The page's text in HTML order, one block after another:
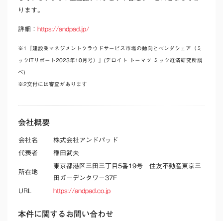
ります。
詳細： https://andpad.jp/
※1『建設業マネジメントクラウドサービス市場の動向とベンダシェア（ミ
ックITリポート2023年10月号）』(デロイト トーマツ ミック経済研究所調
べ)
※2交付には審査があります
会社概要
会社名
株式会社アンドパッド
代表者
稲田武夫
所在地
東京都港区三田三丁目5番19号 住友不動産東京三
田ガーデンタワー37F
URL
https://andpad.co.jp
本件に関するお問い合わせ